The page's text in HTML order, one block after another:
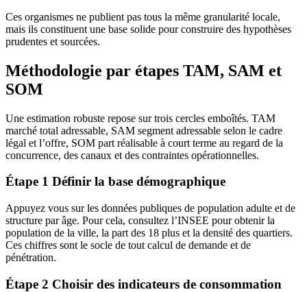
Ces organismes ne publient pas tous la même granularité locale,
mais ils constituent une base solide pour construire des hypothèses
prudentes et sourcées.
Méthodologie par étapes TAM, SAM et
SOM
Une estimation robuste repose sur trois cercles emboîtés. TAM
marché total adressable, SAM segment adressable selon le cadre
légal et l’offre, SOM part réalisable à court terme au regard de la
concurrence, des canaux et des contraintes opérationnelles.
Étape 1 Définir la base démographique
Appuyez vous sur les données publiques de population adulte et de
structure par âge. Pour cela, consultez l’INSEE pour obtenir la
population de la ville, la part des 18 plus et la densité des quartiers.
Ces chiffres sont le socle de tout calcul de demande et de
pénétration.
Étape 2 Choisir des indicateurs de consommation